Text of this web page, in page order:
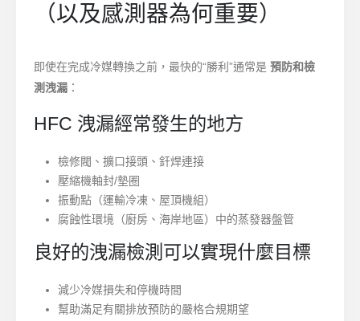
（以及感測器為何重要）
即使在完成冷媒轉換之前，最快的“勝利”通常是預防和檢
測洩漏 ：
HFC 洩漏經常發生的地方
檢修閥、擴口接頭、釬焊連接
壓縮機軸封/墊圈
振動點（運輸冷凍、屋頂機組）
腐蝕性環境（廚房、海岸地區）中的蒸發器盤管
良好的洩漏檢測可以實現什麼目標
減少冷媒損失和停機時間
幫助滿足有關排放預防的嚴格合規期望